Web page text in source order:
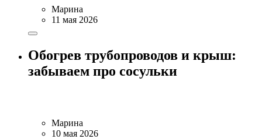
Марина
11 мая 2026
Обогрев трубопроводов и крыш:
забываем про сосульки
Марина
10 мая 2026